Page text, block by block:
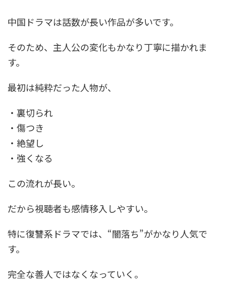
中国ドラマは話数が長い作品が多いです。
そのため、主人公の変化もかなり丁寧に描かれま
す。
最初は純粋だった人物が、
・裏切られ
・傷つき
・絶望し
・強くなる
この流れが長い。
だから視聴者も感情移入しやすい。
特に復讐系ドラマでは、“闇落ち”がかなり人気で
す。
完全な善人ではなくなっていく。